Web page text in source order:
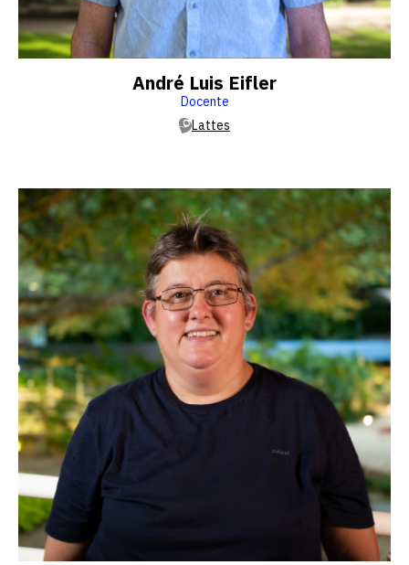
André Luis Eifler
Docente
Lattes